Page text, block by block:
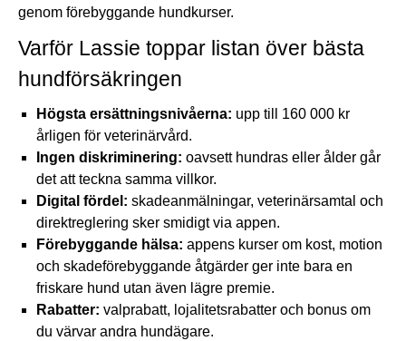
genom förebyggande hundkurser.
Varför Lassie toppar listan över bästa
hundförsäkringen
Högsta ersättningsnivåerna: upp till 160 000 kr
årligen för veterinärvård.
Ingen diskriminering: oavsett hundras eller ålder går
det att teckna samma villkor.
Digital fördel: skadeanmälningar, veterinärsamtal och
direktreglering sker smidigt via appen.
Förebyggande hälsa: appens kurser om kost, motion
och skadeförebyggande åtgärder ger inte bara en
friskare hund utan även lägre premie.
Rabatter: valprabatt, lojalitetsrabatter och bonus om
du värvar andra hundägare.